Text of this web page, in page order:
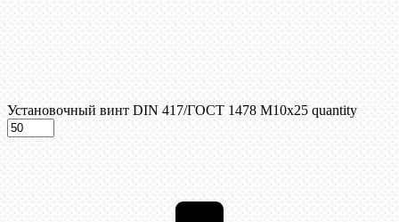
Установочный винт DIN 417/ГОСТ 1478 М10х25 quantity